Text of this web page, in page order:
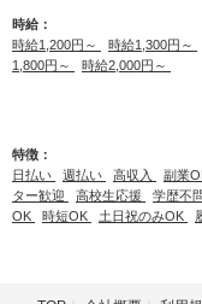
時給：
時給1,200円～
時給1,300円～
1,800円～
時給2,000円～
特徴：
日払い
週払い 高収入 副業
ター歓迎
高校生応援 学歴不
OK
時短OK 土日祝のみOK